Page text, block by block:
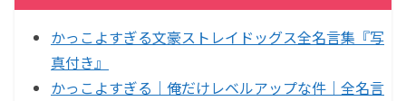
かっこよすぎる文豪ストレイドッグス全名言集『写
真付き』
かっこよすぎる｜俺だけレベルアップな件｜全名言